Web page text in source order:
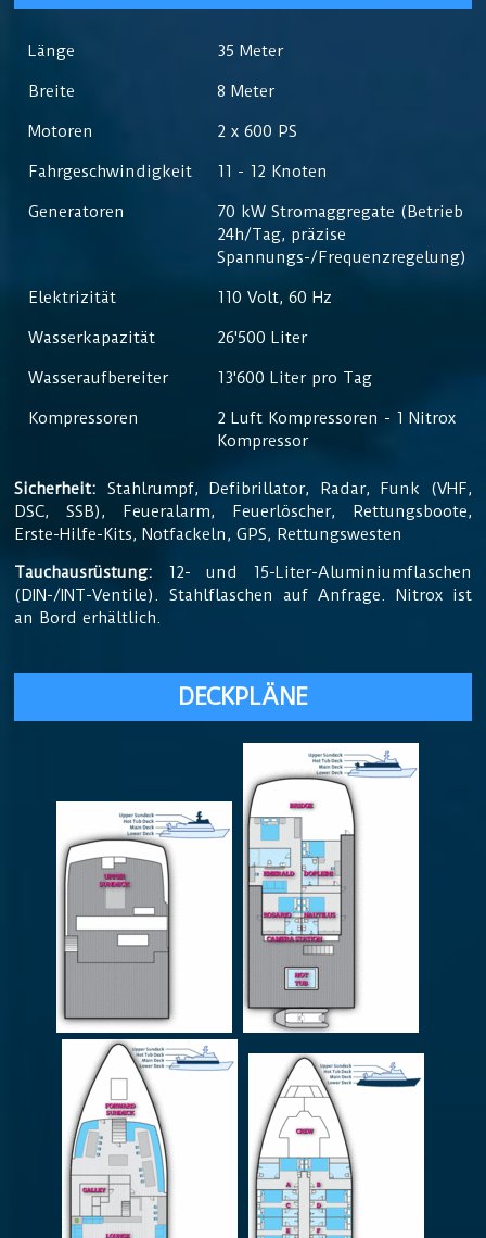
Länge 35 Meter
Breite 8 Meter
Motoren 2 x 600 PS
Fahrgeschwindigkeit 11 - 12 Knoten
Generatoren
70 kW Stromaggregate (Betrieb
24h/Tag, präzise
Spannungs-/Frequenzregelung)
Elektrizität 110 Volt, 60 Hz
Wasserkapazität 26'500 Liter
Wasseraufbereiter 13'600 Liter pro Tag
Kompressoren
2 Luft Kompressoren - 1 Nitrox
Kompressor
Sicherheit: Stahlrumpf, Defibrillator, Radar, Funk (VHF,
DSC, SSB), Feueralarm, Feuerlöscher, Rettungsboote,
Erste-Hilfe-Kits, Notfackeln, GPS, Rettungswesten
Tauchausrüstung: 12- und 15-Liter-Aluminiumflaschen
(DIN-/INT-Ventile). Stahlflaschen auf Anfrage. Nitrox ist
an Bord erhältlich.
DECKPLÄNE